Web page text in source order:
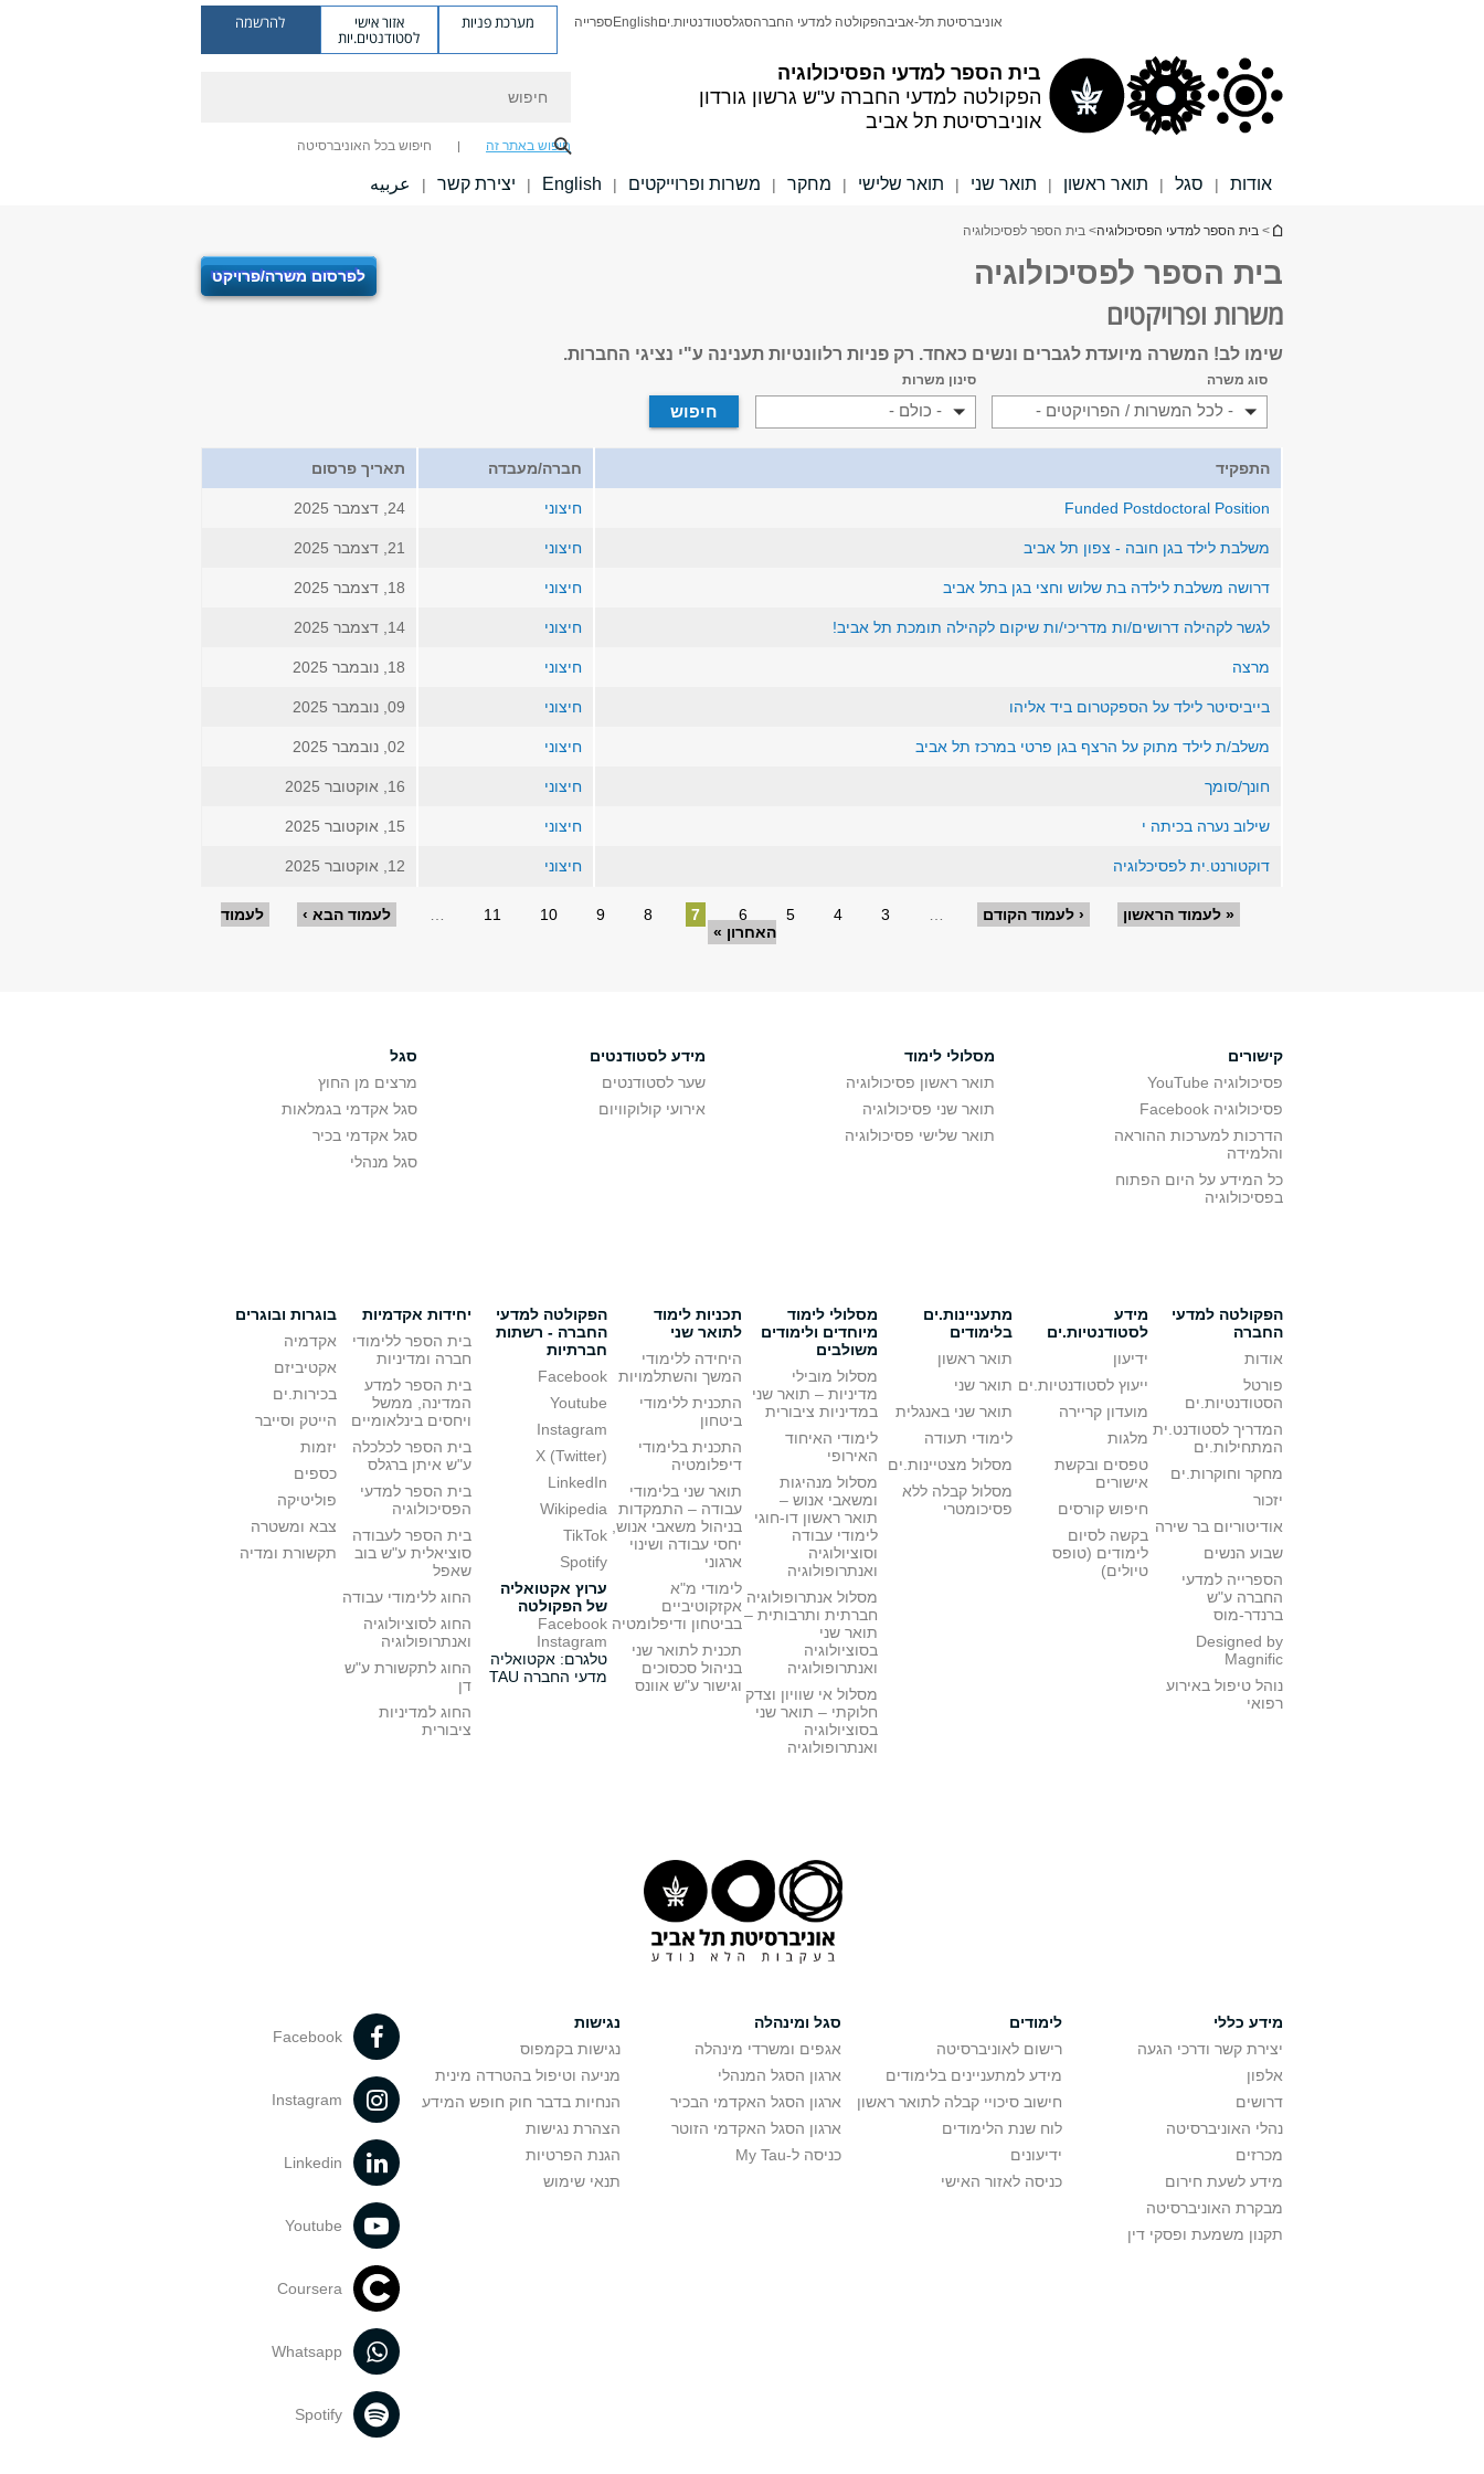
בית הספר למדעי הפסיכולוגיה
הפקולטה למדעי החברה ע"ש גרשון גורדון
אוניברסיטת תל אביב
אוניברסיטת תל-אביבהפקולטה למדעי החברהסגלסטודנטיות.יםEnglishספרייה מערכת פניות אזור אישי
לסטודנטים.יות
להרשמה
חיפוש באתר זה חיפוש בכל האוניברסיטה
אודות | סגל | תואר ראשון | תואר שני | תואר שלישי | מחקר | משרות ופרוייקטים |
English
| יצירת קשר | عربيه
הינך נמצא כאן
> בית הספר למדעי הפסיכולוגיה> בית הספר לפסיכולוגיה
לפרסום משרה/פרויקט בית הספר לפסיכולוגיה
משרות ופרויקטים
שימו לב! המשרה מיועדת לגברים ונשים כאחד. רק פניות רלוונטיות תענינה ע"י נציגי החברות.
סוג משרה
- לכל המשרות / הפרויקטים -
סינון משרות
- כולם -
התפקיד חברה/מעבדה תאריך פרסום
Funded Postdoctoral Position חיצוני 24, דצמבר 2025
משלבת לילד בגן חובה - צפון תל אביב חיצוני 21, דצמבר 2025
דרושה משלבת לילדה בת שלוש וחצי בגן בתל אביב חיצוני 18, דצמבר 2025
לגשר לקהילה דרושים/ות מדריכי/ות שיקום לקהילה תומכת תל אביב! חיצוני 14, דצמבר 2025
מרצה חיצוני 18, נובמבר 2025
בייביסיטר לילד על הספקטרום ביד אליהו חיצוני 09, נובמבר 2025
משלב/ת לילד מתוק על הרצף בגן פרטי במרכז תל אביב חיצוני 02, נובמבר 2025
חונך/סומך חיצוני 16, אוקטובר 2025
שילוב נערה בכיתה י חיצוני 15, אוקטובר 2025
דוקטורנט.ית לפסיכלוגיה חיצוני 12, אוקטובר 2025
עמודים« לעמוד הראשון ‹ לעמוד הקודם 3
4
5
6
7
8
9
10
11 לעמוד הבא ›
לעמוד
האחרון »
קישורים
פסיכולוגיה YouTube
פסיכולוגיה Facebook
הדרכות למערכות ההוראה
והלמידה
כל המידע על היום הפתוח
בפסיכולוגיה
מסלולי לימוד
תואר ראשון פסיכולוגיה
תואר שני פסיכולוגיה
תואר שלישי פסיכולוגיה
מידע לסטודנטים
שער לסטודנטים
אירועי קולוקוויום
סגל
מרצים מן החוץ
סגל אקדמי בגמלאות
סגל אקדמי בכיר
סגל מנהלי
הפקולטה למדעי
החברה
אודות
פורטל
הסטודנטיות.ים
המדריך לסטודנט.ית
המתחילות.ים
מחקר וחוקרות.ים
יזכור
אודיטוריום בר שירה
שבוע הנשים
הספרייה למדעי
החברה ע"ש
ברנדר-מוס
Designed by
Magnific
נוהל טיפול באירוע
רפואי
מידע
לסטודנטיות.ים
ידיעון
ייעוץ לסטודנטיות.ים
מועדון קריירה
מלגות
טפסים ובקשת
אישורים
חיפוש קורסים
בקשה לסיום
לימודים (טופס
טיולים)
מתעניינות.ים
בלימודים
תואר ראשון
תואר שני
תואר שני באנגלית
לימודי תעודה
מסלול מצטיינות.ים
מסלול קבלה ללא
פסיכומטרי
מסלולי לימוד
מיוחדים ולימודים
משולבים
מסלול מובילי
מדיניות – תואר שני
במדיניות ציבורית
לימודי האיחוד
האירופי
מסלול מנהיגות
ומשאבי אנוש –
תואר ראשון דו-חוגי
לימודי עבודה
וסוציולוגיה
ואנתרופולוגיה
מסלול אנתרופולוגיה
חברתית ותרבותית –
תואר שני
בסוציולוגיה
ואנתרופולוגיה
מסלול אי שוויון וצדק
חלוקתי – תואר שני
בסוציולוגיה
ואנתרופולוגיה
תכניות לימוד
לתואר שני
היחידה ללימודי
המשך והשתלמויות
התכנית ללימודי
ביטחון
התכנית בלימודי
דיפלומטיה
תואר שני בלימודי
עבודה – התמקדות
בניהול משאבי אנוש,
יחסי עבודה ושינוי
ארגוני
לימודי מ"א
אקזקוטיביים
בביטחון ודיפלומטיה
תכנית לתואר שני
בניהול סכסוכים
וגישור ע"ש אוונס
הפקולטה למדעי
החברה - רשתות
חברתיות
Facebook
Youtube
Instagram
X (Twitter)
LinkedIn
Wikipedia
TikTok
Spotify
ערוץ אקטואליה
של הפקולטה
Facebook
Instagram
טלגרם: אקטואליה
מדעי החברה TAU
יחידות אקדמיות
בית הספר ללימודי
חברה ומדיניות
בית הספר למדע
המדינה, ממשל
ויחסים בינלאומיים
בית הספר לכלכלה
ע"ש איתן ברגלס
בית הספר למדעי
הפסיכולוגיה
בית הספר לעבודה
סוציאלית ע"ש בוב
שאפל
החוג ללימודי עבודה
החוג לסוציולוגיה
ואנתרופולוגיה
החוג לתקשורת ע"ש
דן
החוג למדיניות
ציבורית
בוגרות ובוגרים
אקדמיה
אקטיביזם
בכירות.ים
הייטק וסייבר
יזמות
כספים
פוליטיקה
צבא ומשטרה
תקשורת ומדיה
מידע כללי
יצירת קשר ודרכי הגעה
אלפון
דרושים
נהלי האוניברסיטה
מכרזים
מידע לשעת חירום
מבקרת האוניברסיטה
תקנון משמעת ופסקי דין
לימודים
רישום לאוניברסיטה
מידע למתעניינים בלימודים
חישוב סיכויי קבלה לתואר ראשון
לוח שנת הלימודים
ידיעונים
כניסה לאזור האישי
סגל ומינהלה
אגפים ומשרדי מינהלה
ארגון הסגל המנהלי
ארגון הסגל האקדמי הבכיר
ארגון הסגל האקדמי הזוטר
כניסה ל-My Tau
נגישות
נגישות בקמפוס
מניעה וטיפול בהטרדה מינית
הנחיות בדבר חוק חופש המידע
הצהרת נגישות
הגנת הפרטיות
תנאי שימוש
Facebook
Instagram
Linkedin
Youtube
Coursera
Whatsapp
Spotify